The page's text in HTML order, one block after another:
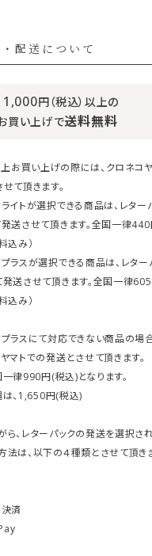
配送について
円（税込）以上の
買い上げで送料無料
お買い上げの際には、クロネコ
て頂きます。
イトが選択できる商品は、レター
発送させて頂きます。全国一律
込み）
プラスが選択できる商品は、レター
発送させて頂きます。全国一律
込み）
プラスにて対応できない商品の場
マトでの発送とさせて頂きます。
律990円(税込)となります。
は、1,650円(税込)
ら、レターパックの発送を選択さ
法は、以下の４種類とさせて頂き
済